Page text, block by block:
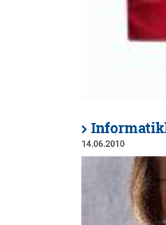
14.06.2010